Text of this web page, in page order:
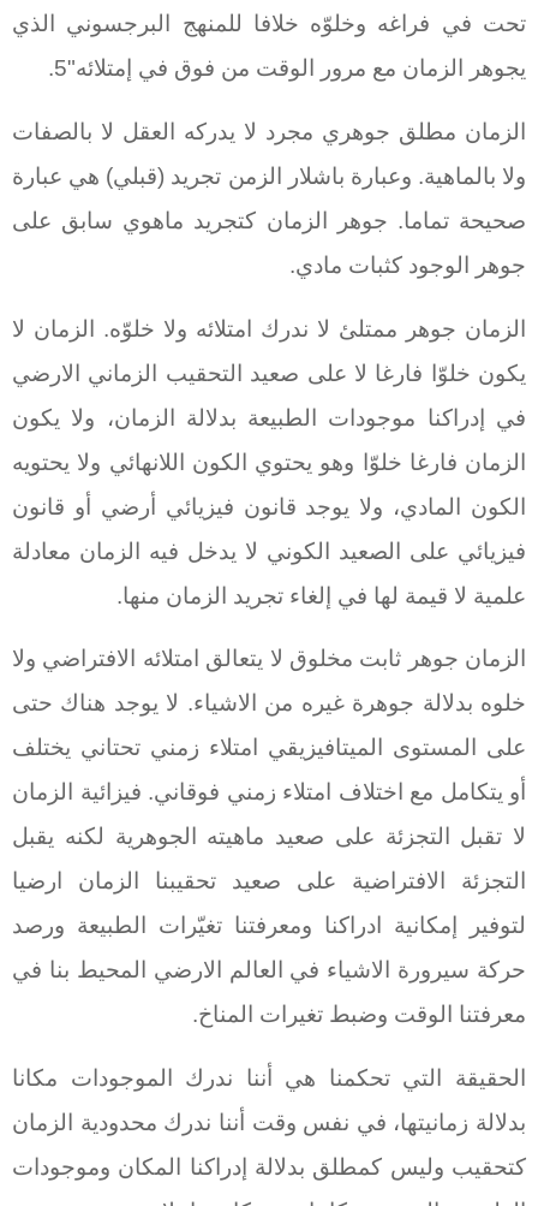
تحت في فراغه وخلوّه خلافا للمنهج البرجسوني الذي
يجوهر الزمان مع مرور الوقت من فوق في إمتلائه"5.
الزمان مطلق جوهري مجرد لا يدركه العقل لا بالصفات
ولا بالماهية. وعبارة باشلار الزمن تجريد (قبلي) هي عبارة
صحيحة تماما. جوهر الزمان كتجريد ماهوي سابق على
جوهر الوجود كثبات مادي.
الزمان جوهر ممتلئ لا ندرك امتلائه ولا خلوّه. الزمان لا
يكون خلوّا فارغا لا على صعيد التحقيب الزماني الارضي
في إدراكنا موجودات الطبيعة بدلالة الزمان، ولا يكون
الزمان فارغا خلوّا وهو يحتوي الكون اللانهائي ولا يحتويه
الكون المادي، ولا يوجد قانون فيزيائي أرضي أو قانون
فيزيائي على الصعيد الكوني لا يدخل فيه الزمان معادلة
علمية لا قيمة لها في إلغاء تجريد الزمان منها.
الزمان جوهر ثابت مخلوق لا يتعالق امتلائه الافتراضي ولا
خلوه بدلالة جوهرة غيره من الاشياء. لا يوجد هناك حتى
على المستوى الميتافيزيقي امتلاء زمني تحتاني يختلف
أو يتكامل مع اختلاف امتلاء زمني فوقاني. فيزائية الزمان
لا تقبل التجزئة على صعيد ماهيته الجوهرية لكنه يقبل
التجزئة الافتراضية على صعيد تحقيبنا الزمان ارضيا
لتوفير إمكانية ادراكنا ومعرفتنا تغيّرات الطبيعة ورصد
حركة سيرورة الاشياء في العالم الارضي المحيط بنا في
معرفتنا الوقت وضبط تغيرات المناخ.
الحقيقة التي تحكمنا هي أننا ندرك الموجودات مكانا
بدلالة زمانيتها، في نفس وقت أننا ندرك محدودية الزمان
كتحقيب وليس كمطلق بدلالة إدراكنا المكان وموجودات